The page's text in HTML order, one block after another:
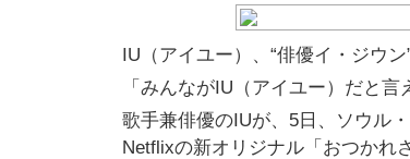
IU（アイユー）、“俳優イ・ジウ
「みんながIU（アイユー）だと
歌手兼俳優のIUが、5日、ソウル
Netflixの新オリジナル「おつかれ